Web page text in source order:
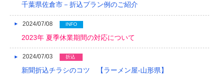
千葉県佐倉市－折込プラン例のご紹介
2024/07/08 INFO
2023年 夏季休業期間の対応について
2024/07/03 折込
新聞折込チラシのコツ 【ラーメン屋-山形県】